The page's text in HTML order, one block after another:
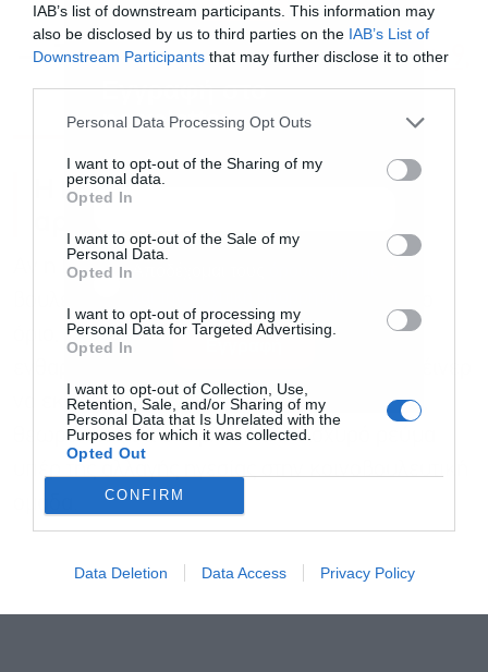
IAB’s list of downstream participants. This information may
also be disclosed by us to third parties on the IAB’s List of
Downstream Participants that may further disclose it to other
Personal Data Processing Opt Outs
I want to opt-out of the Sharing of my
personal data.
Opted In
I want to opt-out of the Sale of my
Personal Data.
Opted In
I want to opt-out of processing my
Personal Data for Targeted Advertising.
Opted In
I want to opt-out of Collection, Use,
Retention, Sale, and/or Sharing of my
Personal Data that Is Unrelated with the
Purposes for which it was collected.
Opted Out
CONFIRM
Data Deletion Data Access Privacy Policy
pic.twitter.com/AGNyji3Q8i
— The Telegraph (@Telegraph) May 9,
2026
Η Γουέστ δεν συγκεντρώνει
Αν η Γουέστ εξασφαλίσει τη στήριξη 60 ή 70
όριο, αυτό ίσως αποδειχθεί αρκετό για να
να εκδηλώσουν ανοιχτά τις φιλοδοξίες τους,
θεωρώντας ότι υπάρχει πλέον ισχυρό ρεύμα
Εγγραφή στο
newsletter
Αποδέχομαι τους